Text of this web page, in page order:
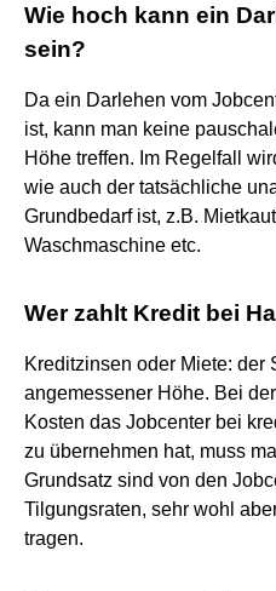
Wie hoch kann ein
sein?
Da ein Darlehen vom
ist, kann man keine
Höhe treffen. Im Regelfall
wie auch der tatsächliche
Grundbedarf ist, z.B.
Waschmaschine etc.
Wer zahlt Kredit bei
Kreditzinsen oder Miete: der
angemessener Höhe. Bei
Kosten das Jobcenter bei
zu übernehmen hat, muss
Grundsatz sind von den
Tilgungsraten, sehr wohl
tragen.